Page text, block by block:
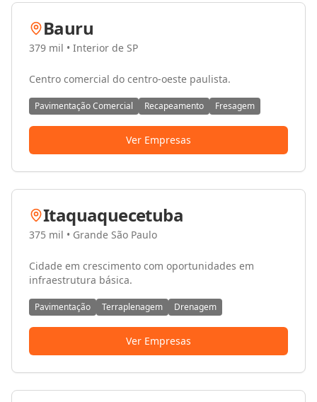
Bauru
379 mil • Interior de SP
Centro comercial do centro-oeste paulista.
Pavimentação Comercial Recapeamento Fresagem
Ver Empresas
Itaquaquecetuba
375 mil • Grande São Paulo
Cidade em crescimento com oportunidades em
infraestrutura básica.
Pavimentação Terraplenagem Drenagem
Ver Empresas